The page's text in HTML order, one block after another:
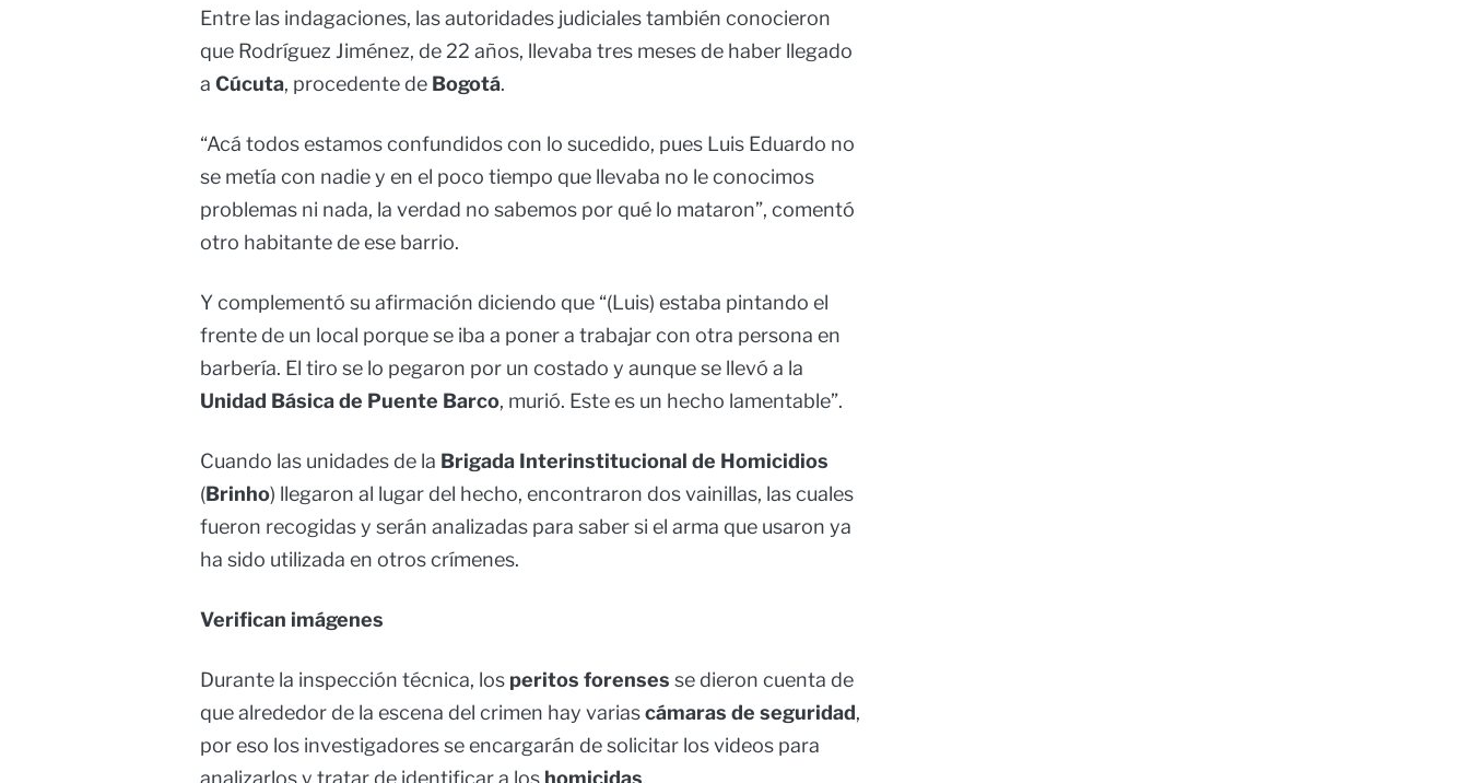
Entre las indagaciones, las autoridades judiciales también conocieron
que Rodríguez Jiménez, de 22 años, llevaba tres meses de haber llegado
a Cúcuta, procedente de Bogotá.
“Acá todos estamos confundidos con lo sucedido, pues Luis Eduardo no
se metía con nadie y en el poco tiempo que llevaba no le conocimos
problemas ni nada, la verdad no sabemos por qué lo mataron”, comentó
otro habitante de ese barrio.
Y complementó su afirmación diciendo que “(Luis) estaba pintando el
frente de un local porque se iba a poner a trabajar con otra persona en
barbería. El tiro se lo pegaron por un costado y aunque se llevó a la
Unidad Básica de Puente Barco, murió. Este es un hecho lamentable”.
Cuando las unidades de la Brigada Interinstitucional de Homicidios
(Brinho) llegaron al lugar del hecho, encontraron dos vainillas, las cuales
fueron recogidas y serán analizadas para saber si el arma que usaron ya
ha sido utilizada en otros crímenes.
Verifican imágenes
Durante la inspección técnica, los peritos forenses se dieron cuenta de
que alrededor de la escena del crimen hay variascámaras de seguridad,
por eso los investigadores se encargarán de solicitar los videos para
analizarlos y tratar de identificar a los homicidas